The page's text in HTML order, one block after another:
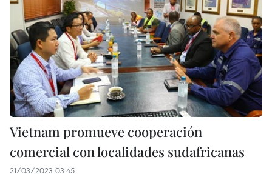
Vietnam promueve cooperación
comercial con localidades sudafricanas
21/03/2023 03:45